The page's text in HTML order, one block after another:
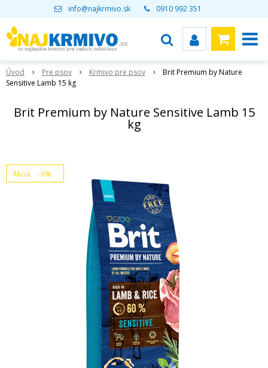
info@najkrmivo.sk 0910 992 351
Úvod Pre psov Krmivo pre psov
Brit Premium by Nature
Sensitive Lamb 15 kg
Brit Premium by Nature Sensitive Lamb 15
kg
Akcia -6%